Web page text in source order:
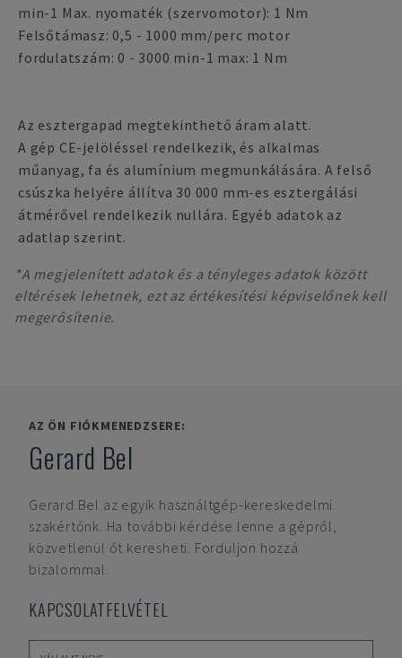
min-1 Max. nyomaték (szervomotor): 1 Nm
Felsőtámasz: 0,5 - 1000 mm/perc motor
fordulatszám: 0 - 3000 min-1 max: 1 Nm
Az esztergapad megtekinthető áram alatt.
A gép CE-jelöléssel rendelkezik, és alkalmas
műanyag, fa és alumínium megmunkálására. A felső
csúszka helyére állítva 30 000 mm-es esztergálási
átmérővel rendelkezik nullára. Egyéb adatok az
adatlap szerint.
*A megjelenített adatok és a tényleges adatok között
eltérések lehetnek, ezt az értékesítési képviselőnek kell
megerősítenie.
AZ ÖN FIÓKMENEDZSERE:
Gerard Bel
Gerard Bel az egyik használtgép-kereskedelmi
szakértőnk. Ha további kérdése lenne a gépről,
közvetlenül őt keresheti. Forduljon hozzá
bizalommal.
KAPCSOLATFELVÉTEL